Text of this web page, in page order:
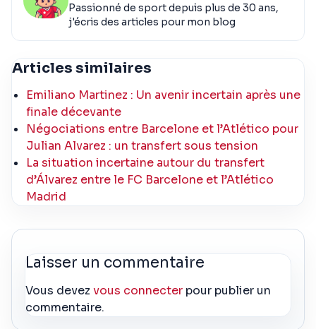
Passionné de sport depuis plus de 30 ans,
j'écris des articles pour mon blog
Articles similaires
Emiliano Martinez : Un avenir incertain après une
finale décevante
Négociations entre Barcelone et l’Atlético pour
Julian Alvarez : un transfert sous tension
La situation incertaine autour du transfert
d’Álvarez entre le FC Barcelone et l’Atlético
Madrid
Laisser un commentaire
Vous devezvous connecter pour publier un
commentaire.